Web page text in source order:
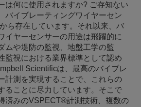
は何に使用されますか? ご存知ない
バイブレーティングワイヤーセン
ら存在しています。それ以来、バ
イヤーセンサーの用途は飛躍的に
ムや堤防の監視、地盤工学の監
監視における業界標準として認め
Scientificは、最高のバイブレ
計測を実現することで、これらの
ることに尽力しています。そこで
済みのVSPECT®計測技術、複数の